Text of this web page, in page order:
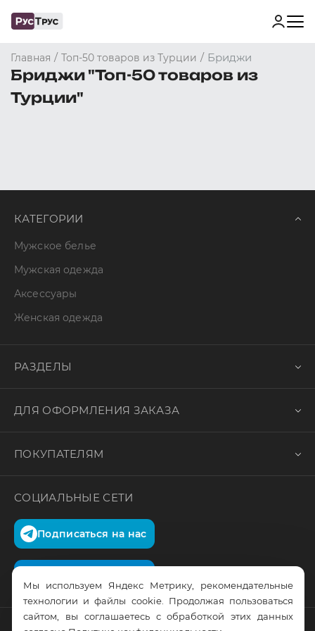
Главная / Топ-50 товаров из Турции / Бриджи
Бриджи "Топ-50 товаров из
Турции"
КАТЕГОРИИ
Мужское белье
Мужская одежда
Аксессуары
Женская одежда
РАЗДЕЛЫ
ДЛЯ ОФОРМЛЕНИЯ ЗАКАЗА
ПОКУПАТЕЛЯМ
СОЦИАЛЬНЫЕ СЕТИ
Подписаться на нас
Мы используем Яндекс Метрику, рекомендательные
технологии и файлы cookie. Продолжая пользоваться
сайтом, вы соглашаетесь с обработкой этих данных